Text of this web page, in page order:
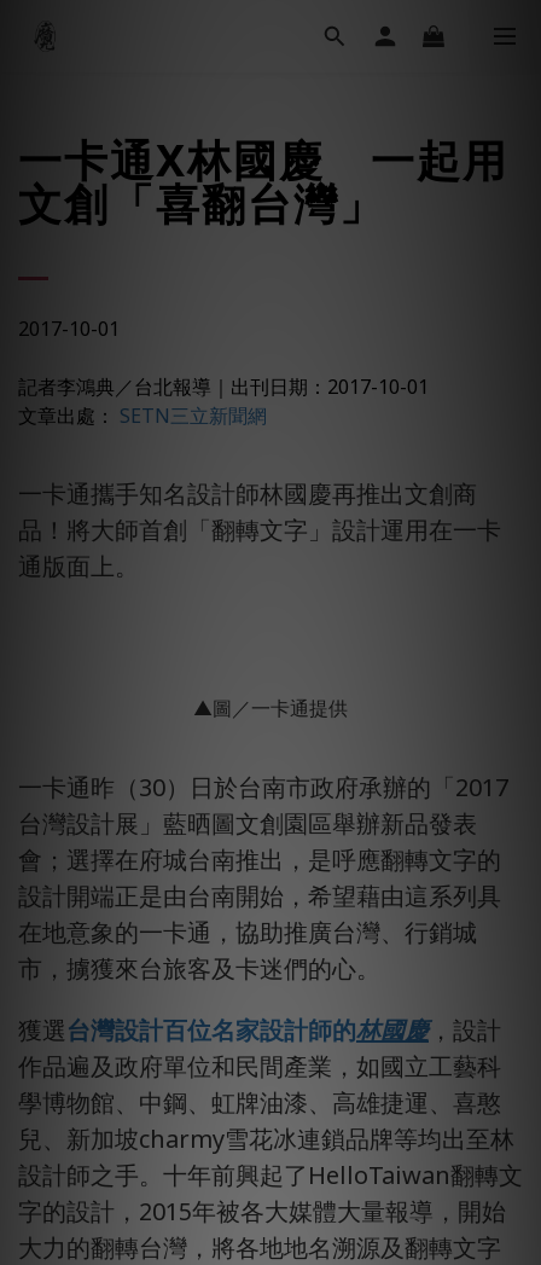
一卡通X林國慶 一起用
文創「喜翻台灣」
2017-10-01
記者李鴻典／台北報導 ｜ 出刊日期：2017-10-01
文章出處： SETN三立新聞網
一卡通攜手知名設計師林國慶再推出文創商
品！將大師首創「翻轉文字」設計運用在一卡
通版面上。
▲圖／一卡通提供
一卡通昨（30）日於台南市政府承辦的「2017
台灣設計展」藍晒圖文創園區舉辦新品發表
會；選擇在府城台南推出，是呼應翻轉文字的
設計開端正是由台南開始，希望藉由這系列具
在地意象的一卡通，協助推廣台灣、行銷城
市，擄獲來台旅客及卡迷們的心。
獲選台灣設計百位名家設計師的林國慶，設計
作品遍及政府單位和民間產業，如國立工藝科
學博物館、中鋼、虹牌油漆、高雄捷運、喜憨
兒、新加坡charmy雪花冰連鎖品牌等均出至林
設計師之手。十年前興起了HelloTaiwan翻轉文
字的設計，2015年被各大媒體大量報導，開始
大力的翻轉台灣，將各地地名溯源及翻轉文字